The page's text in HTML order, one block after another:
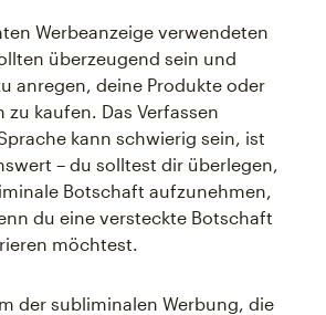
Werbeanzeige verwendeten
überzeugend sein und
anregen, deine Produkte oder
kaufen. Das Verfassen
kann schwierig sein, ist
– du solltest dir überlegen,
Botschaft aufzunehmen,
du eine versteckte Botschaft
möchtest.
der subliminalen Werbung, die